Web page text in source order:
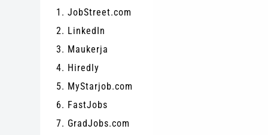
1.JobStreet.com
2. LinkedIn
3. Maukerja
4. Hiredly
5. MyStarjob.com
6. FastJobs
7. GradJobs.com